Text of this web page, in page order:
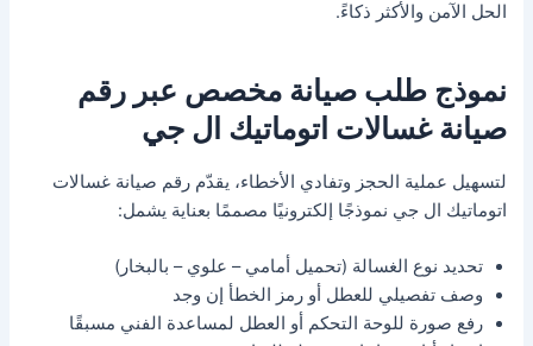
الحل الآمن والأكثر ذكاءً.
نموذج طلب صيانة مخصص عبر رقم
صيانة غسالات اتوماتيك ال جي
لتسهيل عملية الحجز وتفادي الأخطاء، يقدّم رقم صيانة غسالات
اتوماتيك ال جي نموذجًا إلكترونيًا مصممًا بعناية يشمل:
تحديد نوع الغسالة (تحميل أمامي – علوي – بالبخار)
وصف تفصيلي للعطل أو رمز الخطأ إن وجد
رفع صورة للوحة التحكم أو العطل لمساعدة الفني مسبقًا